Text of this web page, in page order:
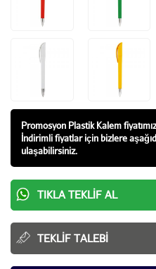
Promosyon Plastik Kalem fiyatı
İndirimli fiyatlar için bizlere
ulaşabilirsiniz.
TIKLA TEKLIF AL
TEKLIF TALEBI